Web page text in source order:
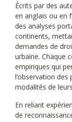
Écrits par des
en anglais ou en
des analyses
continents,
demandes de
urbaine. Chaque
empiriques qui
l’observation
modalités de
En reliant
de